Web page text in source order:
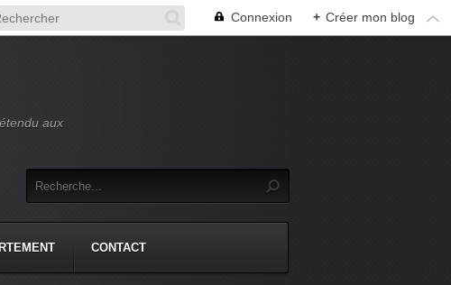
Connexion + Créer mon blog
aux
CONTACT